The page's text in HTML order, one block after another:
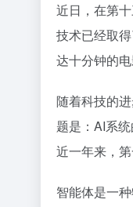
近日，在第
技术已经取
达十分钟的电
随着科技的
题是：AI系
近一年来，
智能体是一